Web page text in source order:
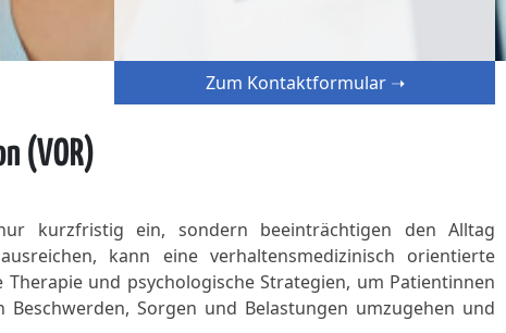
Zum Kontaktformular ➝
(VOR)
kurzfristig ein, sondern beeinträchtigen den Alltag
kann eine verhaltensmedizinisch orientierte
und psychologische Strategien, um Patientinnen
Sorgen und Belastungen umzugehen und